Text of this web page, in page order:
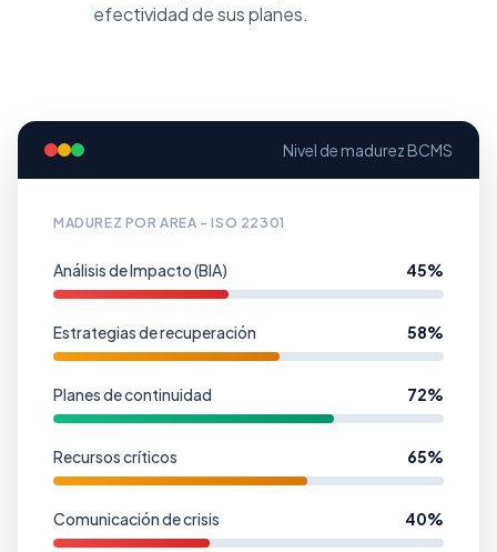
efectividad de sus planes.
Nivel de madurez BCMS
MADUREZ POR AREA - ISO 22301
Análisis de Impacto (BIA) 45%
Estrategias de recuperación 58%
Planes de continuidad 72%
Recursos críticos 65%
Comunicación de crisis 40%